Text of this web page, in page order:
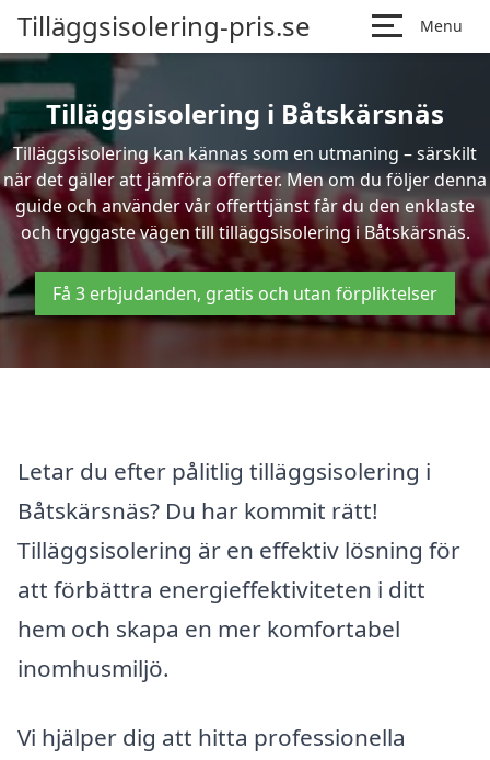
Tilläggsisolering-pris.se Menu
Tilläggsisolering i Båtskärsnäs
Tilläggsisolering kan kännas som en utmaning – särskilt
när det gäller att jämföra offerter. Men om du följer denna
guide och använder vår offerttjänst får du den enklaste
och tryggaste vägen till tilläggsisolering i Båtskärsnäs.
Få 3 erbjudanden, gratis och utan förpliktelser
Letar du efter pålitlig tilläggsisolering i
Båtskärsnäs? Du har kommit rätt!
Tilläggsisolering är en effektiv lösning för
att förbättra energieffektiviteten i ditt
hem och skapa en mer komfortabel
inomhusmiljö.
Vi hjälper dig att hitta professionella